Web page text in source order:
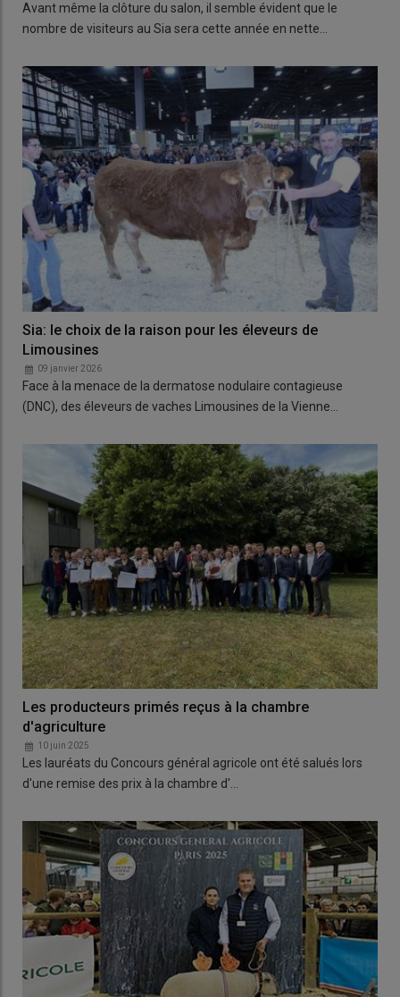
Avant même la clôture du salon, il semble évident que le
nombre de visiteurs au Sia sera cette année en nette…
Sia: le choix de la raison pour les éleveurs de
Limousines
09 janvier 2026
Face à la menace de la dermatose nodulaire contagieuse
(DNC), des éleveurs de vaches Limousines de la Vienne…
Les producteurs primés reçus à la chambre
d'agriculture
10 juin 2025
Les lauréats du Concours général agricole ont été salués lors
d'une remise des prix à la chambre d'…